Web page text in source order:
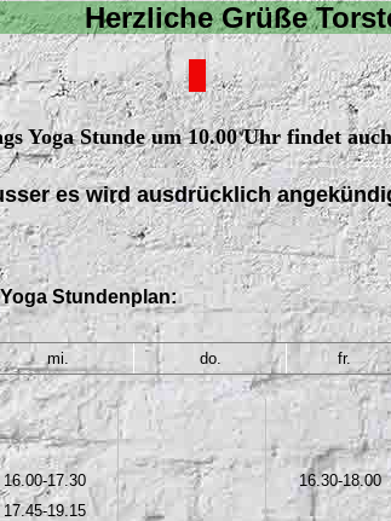
Grüße
Yoga Stunde um 10.00 Uhr findet
es wird ausdrücklich
Stundenplan:
mi. do. fr.
16.00-17.30
16.30-18.00
17.45-19.15